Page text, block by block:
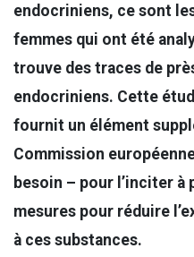
endocriniens, ce sont
femmes qui ont été
trouve des traces de
endocriniens. Cette
fournit un élément
Commission
besoin – pour l’inciter à
mesures pour réduire
à ces substances.